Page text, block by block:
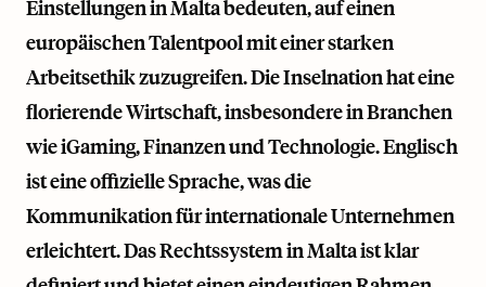
Einstellungen in Malta bedeuten, auf einen
europäischen Talentpool mit einer starken
Arbeitsethik zuzugreifen. Die Inselnation hat eine
florierende Wirtschaft, insbesondere in Branchen
wie iGaming, Finanzen und Technologie. Englisch
ist eine offizielle Sprache, was die
Kommunikation für internationale Unternehmen
erleichtert. Das Rechtssystem in Malta ist klar